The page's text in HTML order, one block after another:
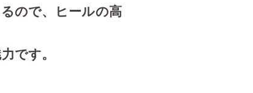
ので、ヒールの高
です。